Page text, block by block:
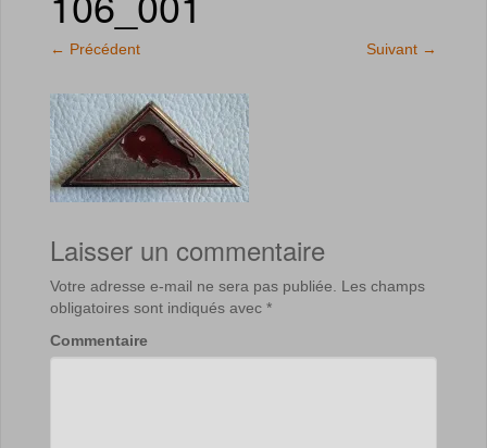
← Précédent Suivant →
Laisser un commentaire
Votre adresse e-mail ne sera pas publiée.
Les champs
obligatoires sont indiqués avec *
Commentaire